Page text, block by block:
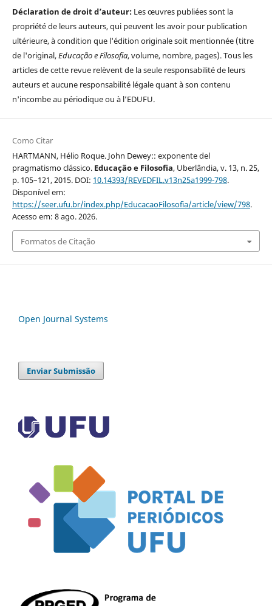
Déclaration de droit d’auteur: Les œuvres publiées sont la
propriété de leurs auteurs, qui peuvent les avoir pour publication
ultérieure, à condition que l'édition originale soit mentionnée (titre
de l'original,Educação e Filosofia, volume, nombre, pages). Tous les
articles de cette revue relèvent de la seule responsabilité de leurs
auteurs et aucune responsabilité légale quant à son contenu
n'incombe au périodique ou à l’EDUFU.
Como Citar
HARTMANN, Hélio Roque. John Dewey:: exponente del
pragmatismo clássico. Educação e Filosofia, Uberlândia, v. 13, n. 25,
p. 105–121, 2015. DOI: 10.14393/REVEDFIL.v13n25a1999-798.
Disponível em:
https://seer.ufu.br/index.php/EducacaoFilosofia/article/view/798.
Acesso em: 8 ago. 2026.
Formatos de Citação
Open Journal Systems
Enviar Submissão